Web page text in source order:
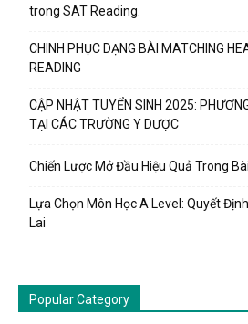
trong SAT Reading.
CHINH PHỤC DẠNG BÀI MATCHING
READING
CẬP NHẬT TUYỂN SINH 2025:
TẠI CÁC TRƯỜNG Y DƯỢC
Chiến Lược Mở Đầu Hiệu Quả Trong
Lựa Chọn Môn Học A Level: Quyết
Lai
Popular Category